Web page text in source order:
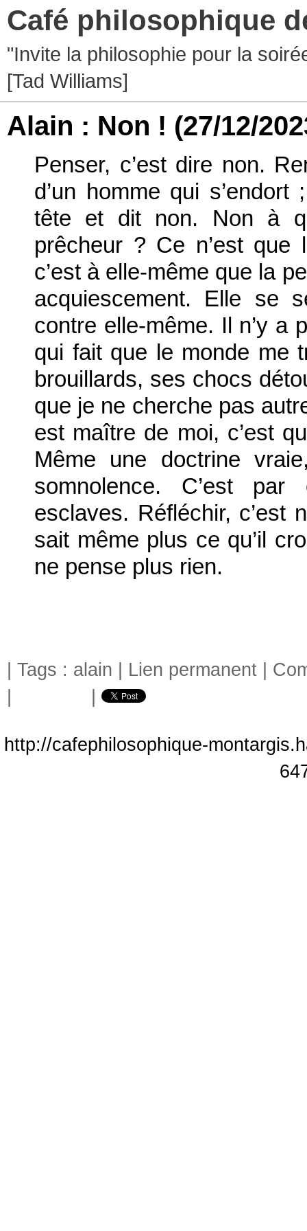
Café philosophique
"Invite la philosophie pour la
[Tad Williams]
Alain : Non ! (27/12/
Penser, c’est dire non.
d’un homme qui
tête et dit non. Non à
prêcheur ? Ce n’est que
c’est à elle-même que la
acquiescement. Elle se
contre elle-même. Il n’y a
qui fait que le monde me
brouillards, ses chocs
que je ne cherche pas
est maître de moi, c’est
Même une doctrine
somnolence. C’est
esclaves. Réfléchir, c’est
sait même plus ce qu’il
ne pense plus rien.
| Tags : alain Lien permanent
http://cafephilosophique-